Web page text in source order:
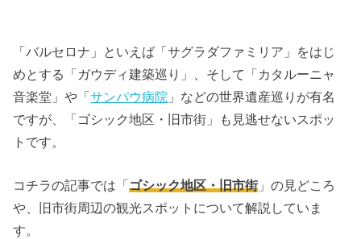
「バルセロナ」といえば「サグラダファミリア」をはじ
めとする「ガウディ建築巡り」、そして「カタルーニャ
音楽堂」や「サンパウ病院 」などの世界遺産巡りが有名
ですが、「ゴシック地区・旧市街」も見逃せないスポッ
トです。
コチラの記事では「ゴシック地区・旧市街」の見どころ
や、旧市街周辺の観光スポットについて解説していま
す。